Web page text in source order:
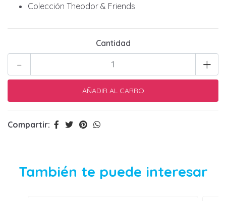
Colección Theodor & Friends
Cantidad
+
-
Compartir:
También te puede interesar